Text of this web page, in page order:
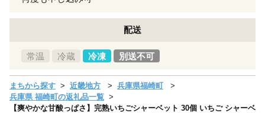
配送
常温 冷蔵 冷凍 別送不可
まちから探す 近畿地方
兵庫県福崎町
兵庫県 福崎町の返礼品一覧
【爽やかな甘酸っぱさ】完熟いちごシャーベット 30個 いちご シャーベ